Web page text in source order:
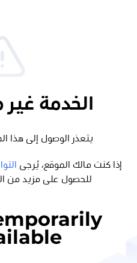
الخدمة غير
يتعذر الوصول إلى هذا
إذا كنت مالك الموقع، يُرجى
للحصول على مزيد من